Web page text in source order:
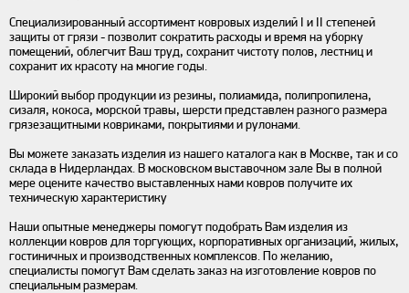
Специализированный ассортимент ковровых изделий I и II степеней
защиты от грязи - позволит сократить расходы и время на уборку
помещений, облегчит Ваш труд, сохранит чистоту полов, лестниц и
сохранит их красоту на многие годы.
Широкий выбор продукции из резины, полиамида, полипропилена,
сизаля, кокоса, морской травы, шерсти представлен разного размера
грязезащитными ковриками, покрытиями и рулонами.
Вы можете заказать изделия из нашего каталога как в Москве, так и со
склада в Нидерландах. В московском выставочном зале Вы в полной
мере оцените качество выставленных нами ковров получите их
техническую характеристику
Наши опытные менеджеры помогут подобрать Вам изделия из
коллекции ковров для торгующих, корпоративных организаций, жилых,
гостиничных и производственных комплексов. По желанию,
специалисты помогут Вам сделать заказ на изготовление ковров по
специальным размерам.